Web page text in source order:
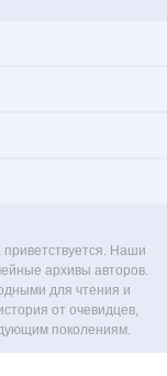
Наши
архивы авторов.
для чтения и
от очевидцев,
поколениям.